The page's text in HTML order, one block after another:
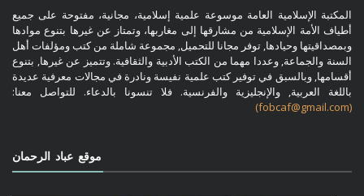
المكتبة الإسلامية العامة موسوعة علمية إسلامية، مجانية، مفتوحة على جميع
أطياف الأمة الإسلامية من مشارقها إلى مغاربها، وتمتاز عن غيرها بتنوع موادها
وبمصداقيتها وحيادها, توفر مجانا للتحميل, مجموعة شاملة من كتب ومؤلفات أهل
السنة والجماعة, وعددا مهما من الكتب الأدبية والثقافية. وتتميز عن غيرها, بتنوع
أقسامها, وبالسبق في توفير كتب علمية نفيسة ونادرة في مجالات معرفية عديدة
باللغة العربية, والإنجليزية والفرنسية. فلا تنسونا بالدعاء. للتواصل معنا:
(fobcaf@gmail.com)
موقع عباد الرحمان